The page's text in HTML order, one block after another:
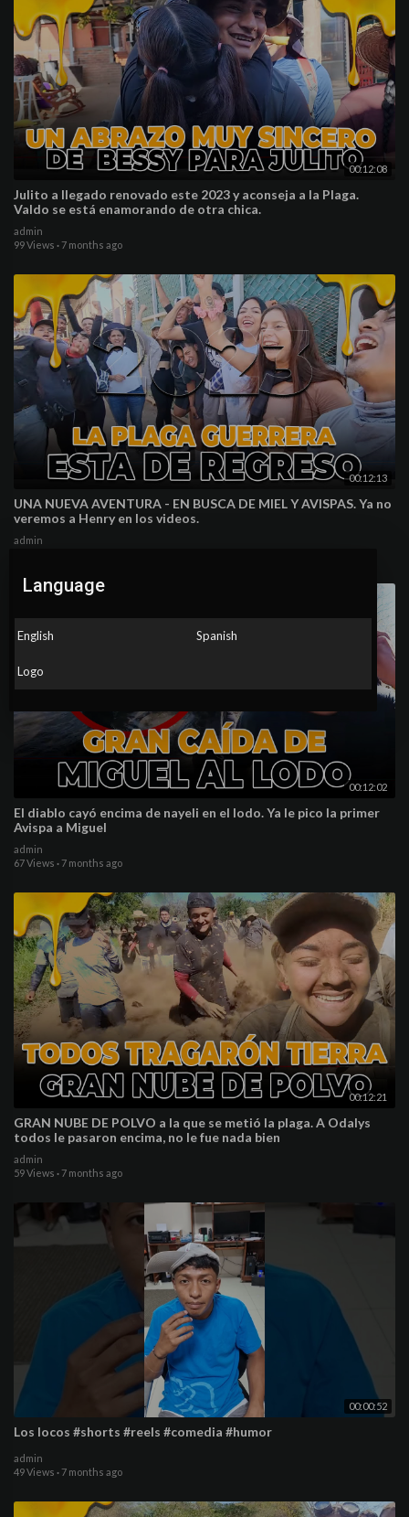
00:12:08
Julito a llegado renovado este 2023 y aconseja a la Plaga.
Valdo se está enamorando de otra chica.
admin
99 Views ·7 months ago
00:12:13
UNA NUEVA AVENTURA - EN BUSCA DE MIEL Y AVISPAS. Ya no
veremos a Henry en los videos.
admin
00:12:02
El diablo cayó encima de nayeli en el lodo. Ya le pico la primer
Avispa a Miguel
admin
67 Views ·7 months ago
00:12:21
GRAN NUBE DE POLVO a la que se metió la plaga. A Odalys
todos le pasaron encima, no le fue nada bien
admin
59 Views ·7 months ago
00:00:52
Los locos #shorts #reels #comedia #humor
admin
49 Views ·7 months ago
Language
English Spanish
Logo